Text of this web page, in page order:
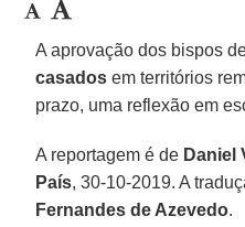
A aprovação dos bispos
casados em territórios
prazo, uma reflexão em
A reportagem é de Daniel
País, 30-10-2019. A
Fernandes de Azevedo.